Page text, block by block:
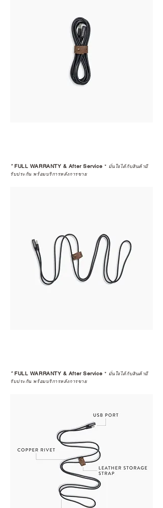
*FULL WARRANTY & After Service * มั่นใจได้กับสินค้ามี
รับประกัน พร้อมบริการหลังการขาย
*FULL WARRANTY & After Service * มั่นใจได้กับสินค้ามี
รับประกัน พร้อมบริการหลังการขาย